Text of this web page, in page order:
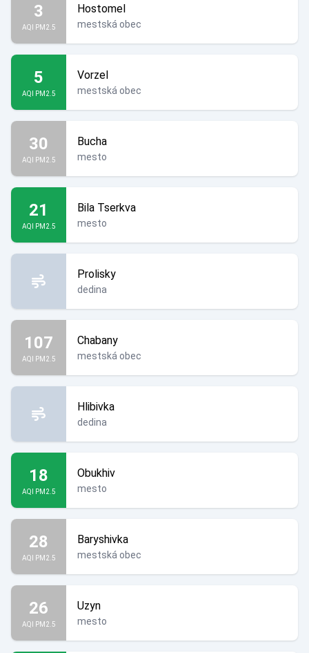
3
AQI PM2.5
Hostomel
mestská obec
5
AQI PM2.5
Vorzel
mestská obec
30
AQI PM2.5
Bucha
mesto
21
AQI PM2.5
Bila Tserkva
mesto
Prolisky
dedina
107
AQI PM2.5
Chabany
mestská obec
Hlibivka
dedina
18
AQI PM2.5
Obukhiv
mesto
28
AQI PM2.5
Baryshivka
mestská obec
26
AQI PM2.5
Uzyn
mesto